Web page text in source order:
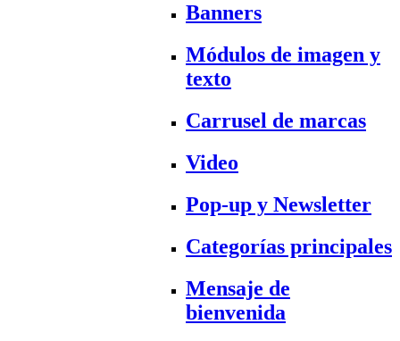
Banners
Módulos de imagen y
texto
Carrusel de marcas
Video
Pop-up y Newsletter
Categorías principales
Mensaje de
bienvenida